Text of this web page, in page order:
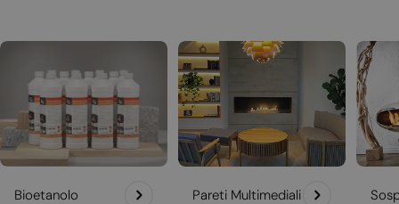
Bioetanolo Pareti Multimediali